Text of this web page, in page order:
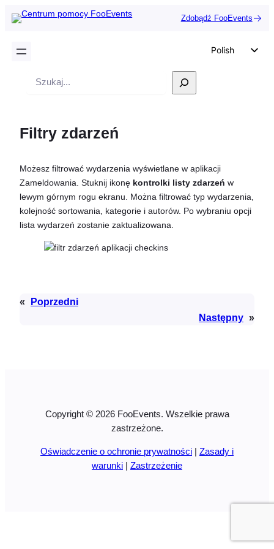
Zdobądź FooEvents
Polish
Portuguese
French
Czech
Wyszukiwanie
Filtry zdarzeń
Możesz filtrować wydarzenia wyświetlane w aplikacji
Zameldowania. Stuknij ikonę kontrolki listy zdarzeń w
lewym górnym rogu ekranu. Można filtrować typ wydarzenia,
kolejność sortowania, kategorie i autorów. Po wybraniu opcji
lista wydarzeń zostanie zaktualizowana.
«
Poprzedni
Następny »
Copyright © 2026 FooEvents. Wszelkie prawa
zastrzeżone.
Oświadczenie o ochronie prywatności
Zasady i
warunki
Zastrzeżenie